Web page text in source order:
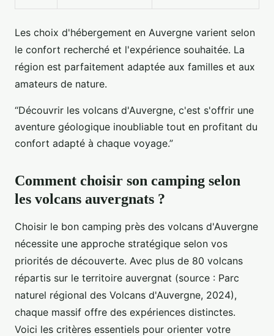
Les choix d'hébergement en Auvergne varient selon
le confort recherché et l'expérience souhaitée. La
région est parfaitement adaptée aux familles et aux
amateurs de nature.
“Découvrir les volcans d'Auvergne, c'est s'offrir une
aventure géologique inoubliable tout en profitant du
confort adapté à chaque voyage.”
Comment choisir son camping selon
les volcans auvergnats ?
Choisir le bon camping près des volcans d'Auvergne
nécessite une approche stratégique selon vos
priorités de découverte. Avec plus de 80 volcans
répartis sur le territoire auvergnat (source : Parc
naturel régional des Volcans d'Auvergne, 2024),
chaque massif offre des expériences distinctes.
Voici les critères essentiels pour orienter votre